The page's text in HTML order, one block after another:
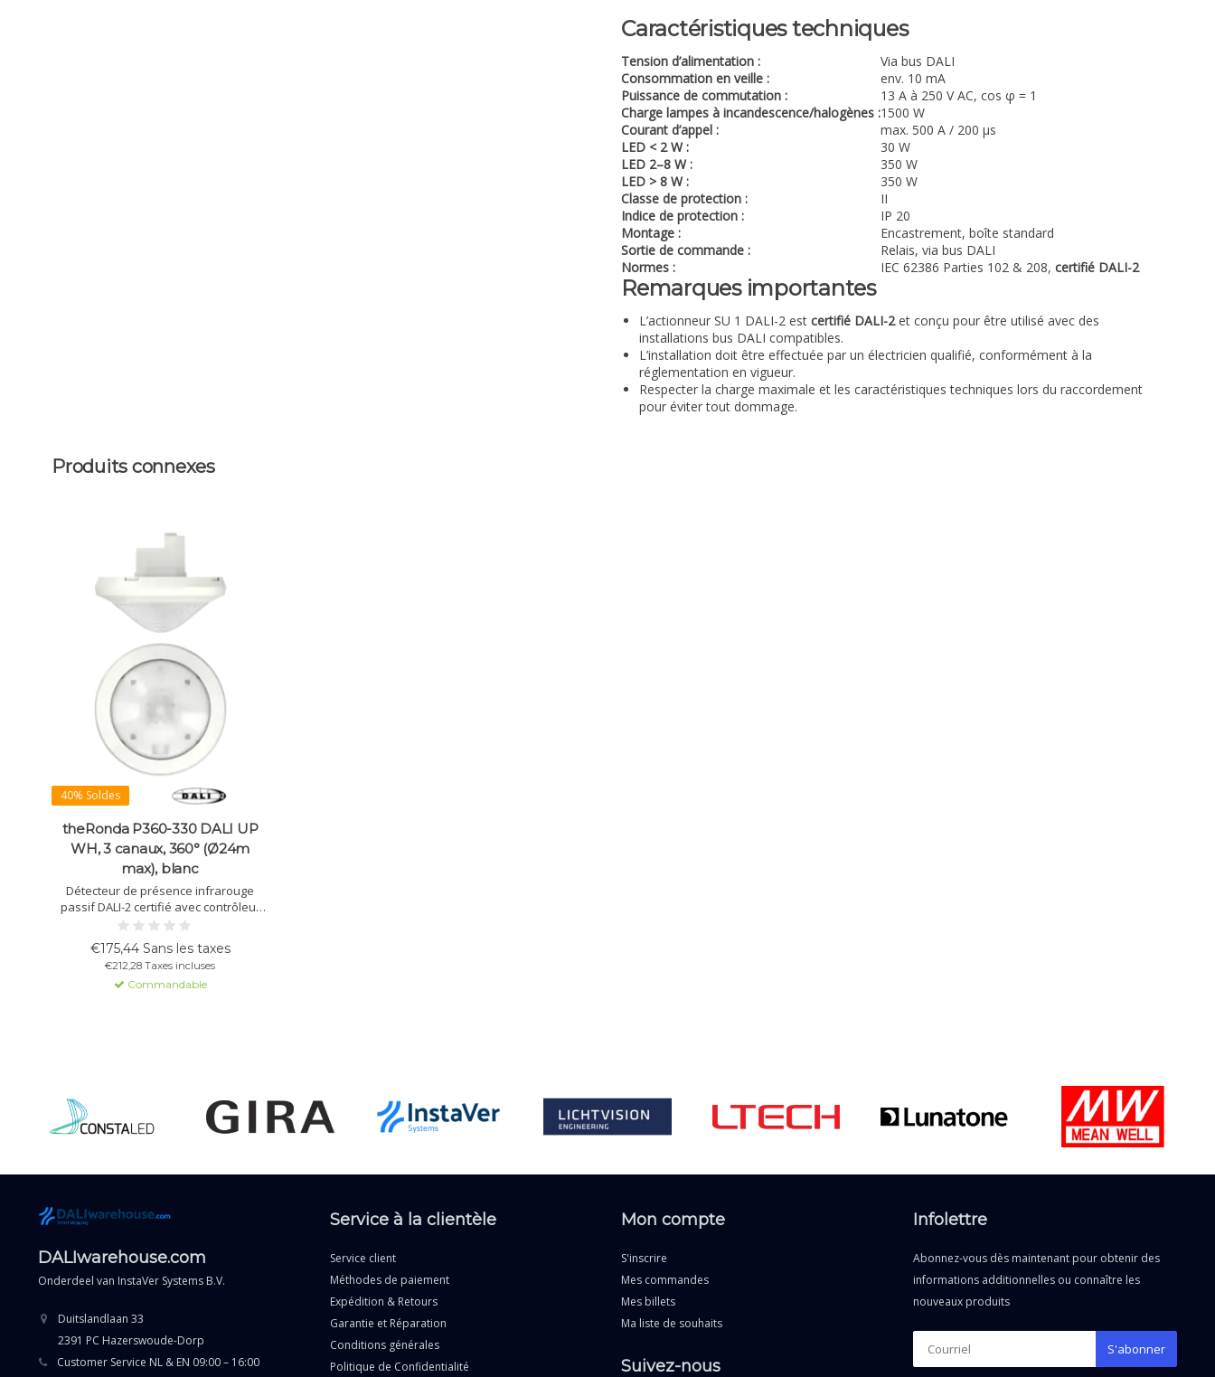
Caractéristiques techniques
Tension d’alimentation :
Via bus DALI
Consommation en veille :
env. 10 mA
Puissance de commutation :
13 A à 250 V AC, cos φ = 1
Charge lampes à incandescence/halogènes :1500 W
Courant d’appel :
max. 500 A / 200 µs
LED < 2 W :
30 W
LED 2–8 W :
350 W
LED > 8 W :
350 W
Classe de protection :
II
Indice de protection :
IP 20
Montage :
Encastrement, boîte standard
Sortie de commande :
Relais, via bus DALI
Normes :
IEC 62386 Parties 102 & 208, certifié DALI-2
Remarques importantes
L’actionneur SU 1 DALI-2 est certifié DALI-2et conçu pour être utilisé avec des
installations bus DALI compatibles.
L’installation doit être effectuée par un électricien qualifié, conformément à la
réglementation en vigueur.
Respecter la charge maximale et les caractéristiques techniques lors du raccordement
pour éviter tout dommage.
Produits connexes
40% Soldes
theRonda P360-330 DALI UP
WH, 3 canaux, 360° (Ø24m
max), blanc
Détecteur de présence infrarouge
passif DALI-2 certifié avec contrôleur
d’application, 3 canaux, détection 360°
jusqu’à Ø24 m, variation, sensibilité et
luminosité réglables, IP54, extensible.
€175,44 Sans les taxes
€212,28 Taxes incluses
Commandable
DALIwarehouse.com
Onderdeel van InstaVer Systems B.V.
Duitslandlaan 33
2391 PC Hazerswoude-Dorp
Customer Service NL & EN 09:00 – 16:00
Service à la clientèle
Service client
Méthodes de paiement
Expédition & Retours
Garantie et Réparation
Conditions générales
Politique de Confidentialité
Mon compte
S'inscrire
Mes commandes
Mes billets
Ma liste de souhaits
Suivez-nous
Infolettre
Abonnez-vous dès maintenant pour obtenir des
informations additionnelles ou connaître les
nouveaux produits
S'abonner